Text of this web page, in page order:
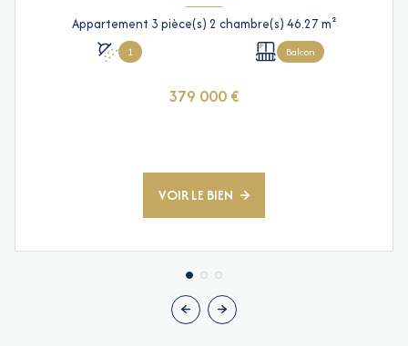
Appartement 3 pièce(s) 2 chambre(s) 46.27 m²
1 Balcon
379 000 €
VOIR LE BIEN